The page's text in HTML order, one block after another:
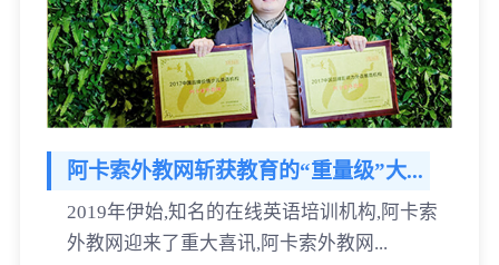
阿卡索外教网斩获教育的“重量级”大...
2019年伊始,知名的在线英语培训机构,阿卡索
外教网迎来了重大喜讯,阿卡索外教网...